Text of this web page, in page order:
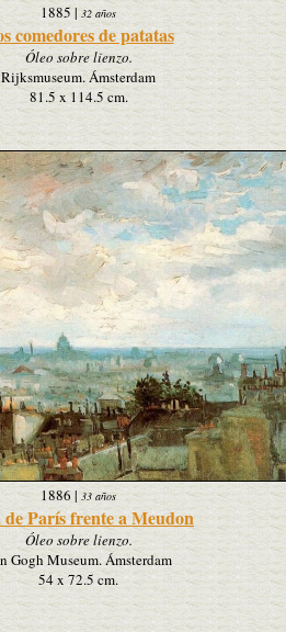
1885 | 32 años
comedores de patatas
Óleo sobre lienzo.
Rijksmuseum. Ámsterdam
81.5 x 114.5 cm.
1886| 33 años
París frente a Meudon
Óleo sobre lienzo.
Gogh Museum. Ámsterdam
54 x 72.5 cm.